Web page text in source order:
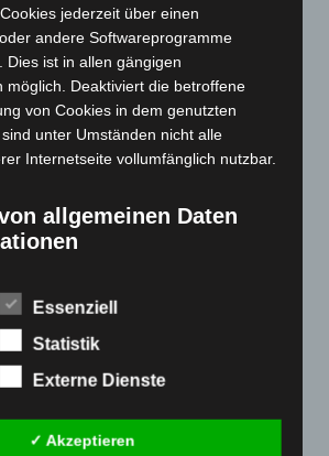
jederzeit über einen
andere Softwareprogramme
Dies ist in allen gängigen
möglich. Deaktiviert die betroffene
von Cookies in dem genutzten
unter Umständen nicht alle
Internetseite vollumfänglich nutzbar.
allgemeinen Daten
eine betroffene Person oder ein
eine Reihe von allgemeinen
Diese allgemeinen Daten und
in den Logfiles des Servers
Versionen, (2) das vom zugreifenden
Betriebssystem, (3) die
Essenziell
Statistik
Externe Dienste
✓ Akzeptieren